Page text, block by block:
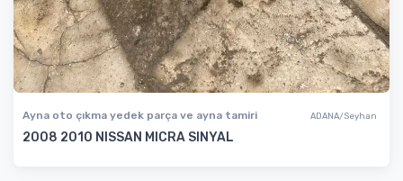
Ayna oto çıkma yedek parça ve ayna tamiri ADANA/Seyhan
2008 2010 NISSAN MICRA SINYAL